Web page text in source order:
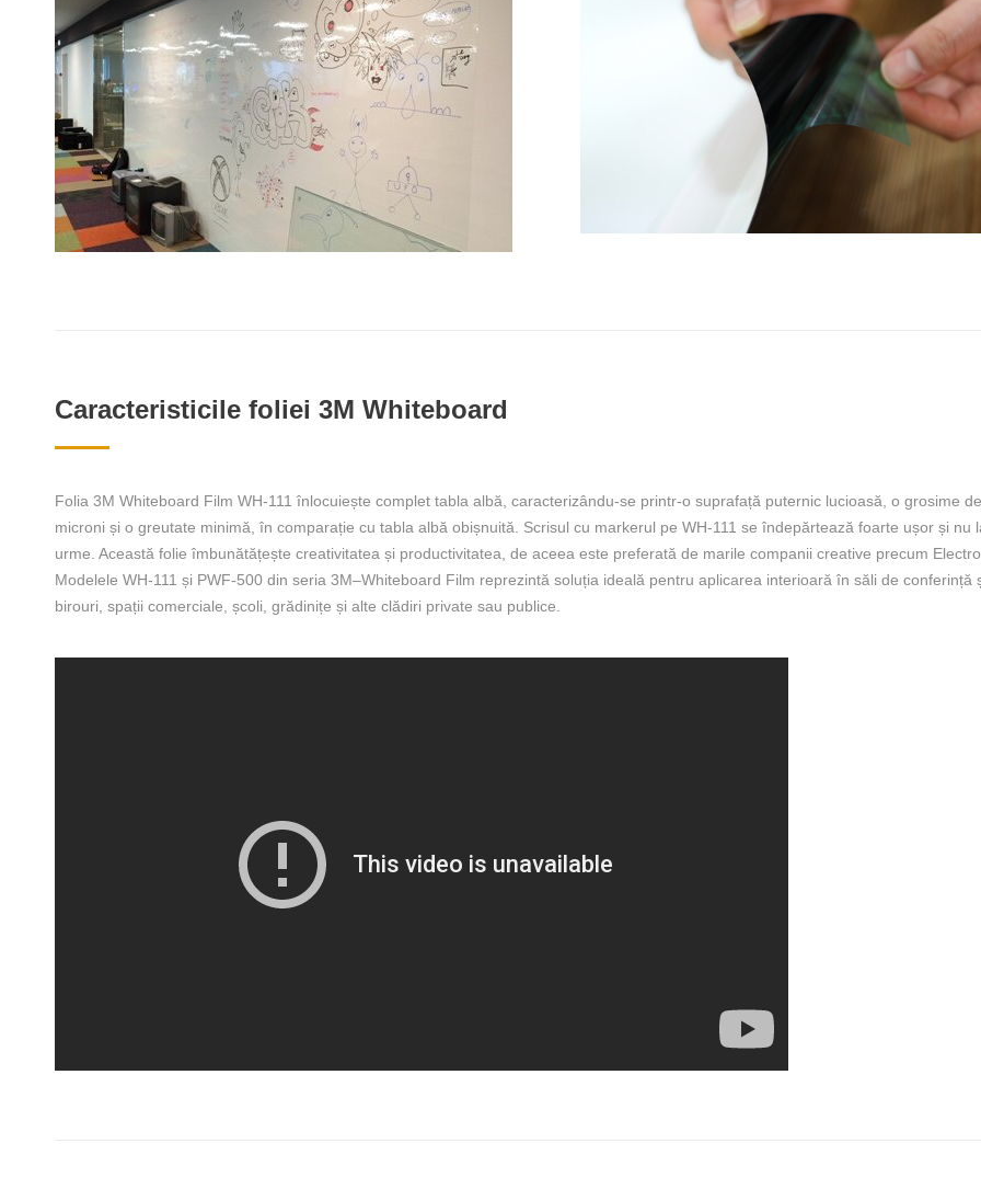
Caracteristicile foliei 3M Whiteboard
Folia 3M Whiteboard Film WH-111 înlocuiește complet tabla albă, caracterizându-se printr-o suprafață puternic lucioasă, o grosime
microni și o greutate minimă, în comparație cu tabla albă obișnuită. Scrisul cu markerul pe WH-111 se îndepărtează foarte ușor și nu
urme. Această folie îmbunătățește creativitatea și productivitatea, de aceea este preferată de marile companii creative precum
Modelele WH-111 și PWF-500 din seria 3M–Whiteboard Film reprezintă soluția ideală pentru aplicarea interioară în săli de conferință
birouri, spații comerciale, școli, grădinițe și alte clădiri private sau publice.